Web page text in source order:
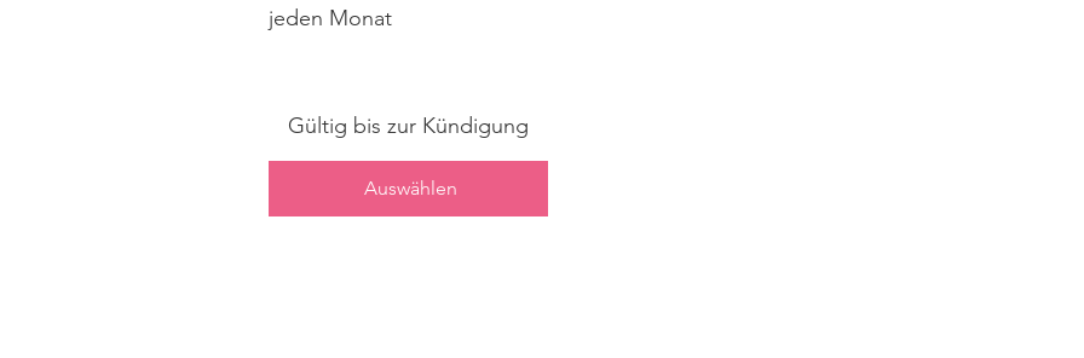
jeden Monat
Gültig bis zur Kündigung
Auswählen